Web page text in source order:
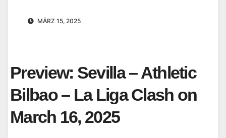
MÄRZ 15, 2025
Preview: Sevilla – Athletic
Bilbao – La Liga Clash on
March 16, 2025